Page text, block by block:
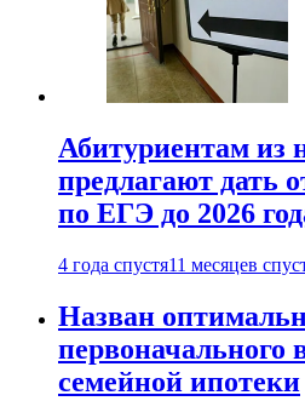
Абитуриентам из
предлагают дать
по ЕГЭ до 2026
4 года спустя11 месяцев
Назван
первоначального
семейной ипотеки